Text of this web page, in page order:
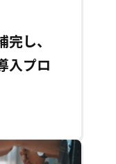
し、
入プロ